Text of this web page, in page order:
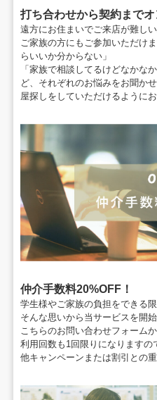
打ち合わせから契約まで
遠方にお住まいでご来店が難し
ご家族の方にもご参加いただけま
らいいか分からない」
「家族で相談してるけどなかな
ど、それぞれのお悩みをお聞かせ
屋探しをしていただけるように
仲介手数料20%OFF！
学生様やご家族の負担をできる限
そんな思いから当サービスを開
こちらのお問い合わせフォーム
利用回数も1回限りになりますの
他キャンペーンまたは割引との